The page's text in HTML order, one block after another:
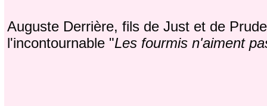
Auguste Derrière, fils de Just et de
l'incontournable "Les fourmis n'aiment